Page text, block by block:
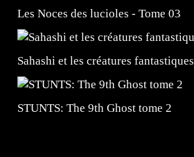
Les Noces des lucioles - Tome 03
Sahashi et les créatures fantastiques
STUNTS: The 9th Ghost tome 2